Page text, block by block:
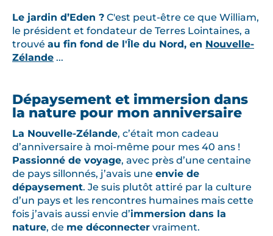
Le jardin d’Eden ? C'est peut-être ce que William,
le président et fondateur de Terres Lointaines, a
trouvé au fin fond de l'Île du Nord, en Nouvelle-
Zélande ...
Dépaysement et immersion dans
la nature pour mon anniversaire
La Nouvelle-Zélande, c’était mon cadeau
d’anniversaire à moi-même pour mes 40 ans !
Passionné de voyage, avec près d’une centaine
de pays sillonnés, j’avais une envie de
dépaysement. Je suis plutôt attiré par la culture
d’un pays et les rencontres humaines mais cette
fois j’avais aussi envie d’immersion dans la
nature, de me déconnecter vraiment.